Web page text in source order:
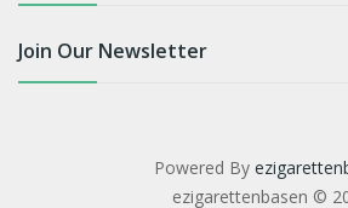
Join Our Newsletter
Powered By
ezigarettenbasen ©